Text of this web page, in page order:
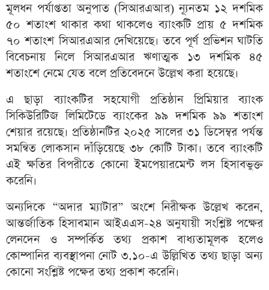
মূলধন পর্যাপ্ততা অনুপাত (সিআরএআর) ন্যূনতম ১২ দশমিক
৫০ শতাংশ থাকার কথা থাকলেও ব্যাংকটি প্রায় ৫ দশমিক
৭০ শতাংশ সিআরএআর দেখিয়েছে। তবে পূর্ণ প্রভিশন ঘাটতি
বিবেচনায় নিলে সিআরএআর ঋণাত্মক ১৩ দশমিক ৪৫
শতাংশে নেমে যেত বলে প্রতিবেদনে উল্লেখ করা হয়েছে।
এ ছাড়া ব্যাংকটির সহযোগী প্রতিষ্ঠান প্রিমিয়ার ব্যাংক
সিকিউরিটিজ লিমিটেডে ব্যাংকের ৯৯ দশমিক ৯৯ শতাংশ
শেয়ার রয়েছে। প্রতিষ্ঠানটির ২০২৫ সালের ৩১ ডিসেম্বর পর্যন্ত
সমন্বিত লোকসান দাঁড়িয়েছে ৩৮ কোটি টাকা। তবে ব্যাংকটি
এই ক্ষতির বিপরীতে কোনো ইমপেয়ারমেন্ট লস হিসাবভুক্ত
করেনি।
অন্যদিকে “অদার ম্যাটার” অংশে নিরীক্ষক উল্লেখ করেন,
আন্তর্জাতিক হিসাবমান আইএএস-২৪ অনুযায়ী সংশ্লিষ্ট পক্ষের
লেনদেন ও সম্পর্কিত তথ্য প্রকাশ বাধ্যতামূলক হলেও
কোম্পানির ব্যবস্থাপনা নোট ৩.১০-এ উল্লিখিত তথ্য ছাড়া অন্য
কোনো সংশ্লিষ্ট পক্ষের তথ্য প্রকাশ করেনি।